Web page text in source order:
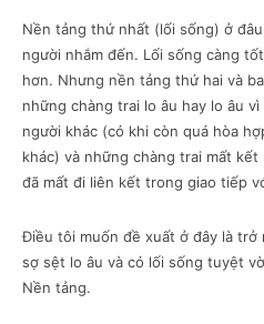
Nền tảng thứ nhất (lối sống) ở
người nhắm đến. Lối sống càng
hơn. Nhưng nền tảng thứ hai và
những chàng trai lo âu hay lo âu
người khác (có khi còn quá hòa
khác) và những chàng trai mất
đã mất đi liên kết trong giao tiếp
Điều tôi muốn đề xuất ở đây là trở
sợ sệt lo âu và có lối sống tuyệt
Nền tảng.